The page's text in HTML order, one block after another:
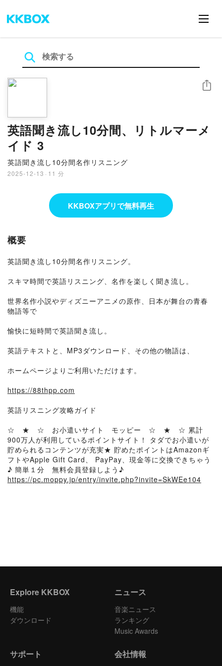
英語聞き流し10分間、リトルマーメ
イド 3
英語聞き流し10分間名作リスニング
2025-12-13 · 11 分
シェア
KKBOXアプリで無料再生
概要
英語聞き流し10分間名作リスニング。
スキマ時間で英語リスニング、名作を楽しく聞き流し。
世界名作小説やディズニーアニメの原作、日本が舞台の青春
物語等で
愉快に短時間で英語聞き流し。
英語テキストと、MP3ダウンロード、その他の物語は、
ホームページよりご利用いただけます。
https://88thpp.com
英語リスニング攻略ガイド
☆ ★ ☆ お小遣いサイト モッピー ☆ ★ ☆ 累計
900万人が利用しているポイントサイト！ タダでお小遣いが
貯められるコンテンツが充実★ 貯めたポイントはAmazonギ
フトやApple Gift Card、 PayPay、現金等に交換できちゃう
♪ 簡単１分 無料会員登録しよう♪
https://pc.moppy.jp/entry/invite.php?invite=SkWEe104
Explore KKBOX
機能
ダウンロード
ニュース
音楽ニュース
ランキング
Music Awards
サポート 会社情報